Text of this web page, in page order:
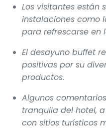
Los visitantes están
instalaciones como
para refrescarse en
El desayuno buffet
positivas por su
productos.
Algunos
tranquila del hotel,
con sitios turísticos